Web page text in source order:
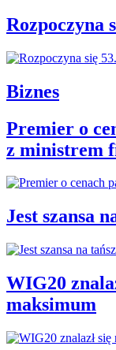
Rozpoczyna
Biznes
Premier o
z ministrem
Jest szansa
WIG20
maksimum